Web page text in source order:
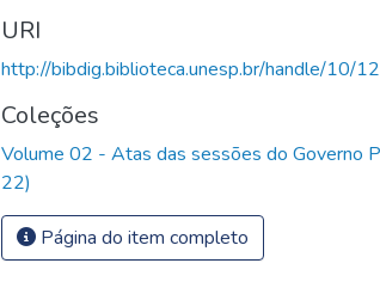
URI
http://bibdig.biblioteca.unesp.br/handle/10/
Coleções
Volume 02 - Atas das sessões do Governo
22)
Página do item completo